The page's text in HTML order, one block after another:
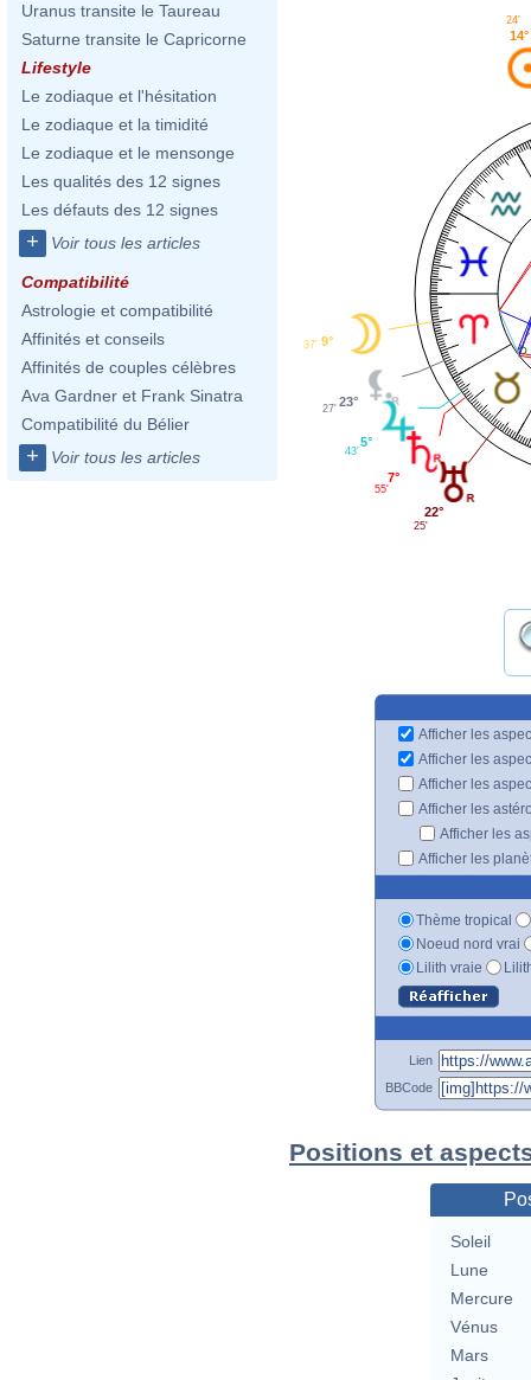
Uranus transite le Taureau
Saturne transite le Capricorne
Lifestyle
Le zodiaque et l'hésitation
Le zodiaque et la timidité
Le zodiaque et le mensonge
Les qualités des 12 signes
Les défauts des 12 signes
+ Voir tous les articles
Compatibilité
Astrologie et compatibilité
Affinités et conseils
Affinités de couples célèbres
Ava Gardner et Frank Sinatra
Compatibilité du Bélier
+ Voir tous les articles
14°
24'
9°
37'
23°
27'
5°
43'
7°
55'
22°
25'
Afficher les
Afficher les
Afficher les
Afficher les
Afficher les
Afficher les
Thème tropical
Noeud nord vrai
Lilith vraie
Lien
BBCode
Positions et
Soleil
Lune
Mercure
Vénus
Mars